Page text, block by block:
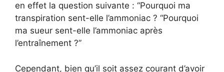
en effet la question suivante : “Pourquoi ma
transpiration sent-elle l’ammoniac ? “Pourquoi
ma sueur sent-elle l’ammoniac après
l’entraînement ?”
Cependant, bien qu’il soit assez courant d’avoir